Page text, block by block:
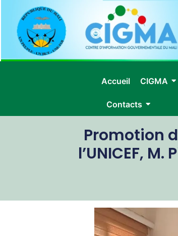
Accueil CIGMA
Contacts
Promotion
l’UNICEF,